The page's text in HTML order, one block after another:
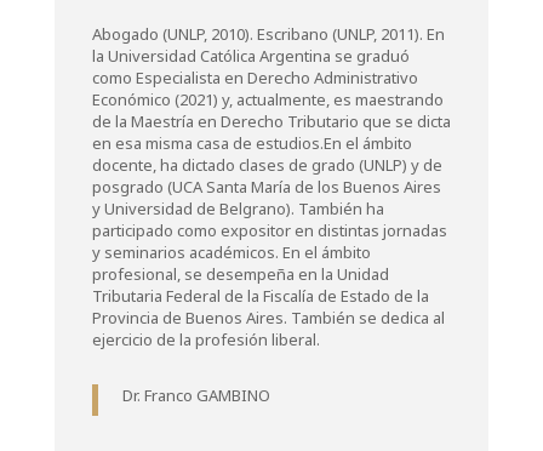
Abogado (UNLP, 2010). Escribano (UNLP, 2011). En
la Universidad Católica Argentina se graduó
como Especialista en Derecho Administrativo
Económico (2021) y, actualmente, es maestrando
de la Maestría en Derecho Tributario que se dicta
en esa misma casa de estudios.En el ámbito
docente, ha dictado clases de grado (UNLP) y de
posgrado (UCA Santa María de los Buenos Aires
y Universidad de Belgrano). También ha
participado como expositor en distintas jornadas
y seminarios académicos. En el ámbito
profesional, se desempeña en la Unidad
Tributaria Federal de la Fiscalía de Estado de la
Provincia de Buenos Aires. También se dedica al
ejercicio de la profesión liberal.
Dr. Franco GAMBINO